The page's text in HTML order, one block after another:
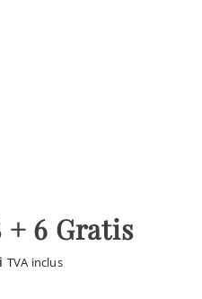
+ 6 Gratis
TVA inclus